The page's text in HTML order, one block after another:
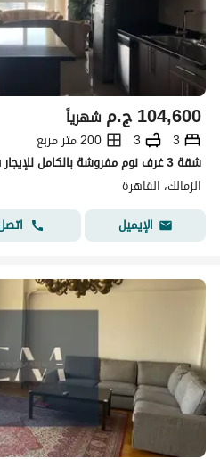
ج.م104,600 شهرياً
3
3
200 متر مربع
الزمالك، القاهرة
الإيميل